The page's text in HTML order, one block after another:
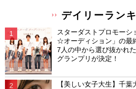
デイリーラン
スターダストプロモーシ
☆オーディション」の最
7人の中から選び抜かれ
グランプリが決定！
【美しい女子大生】千